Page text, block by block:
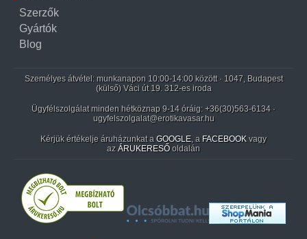
Szerzők
Gyártók
Blog
Személyes átvétel: munkanapon 10:00-14:00 között · 1047, Budapest
(külső) Váci út 19. 312-es iroda
Ügyfélszolgálat minden hétköznap 9-14 óráig: +36(30)563-6134 ·
ugyfelszolgalat@erotikavasar.hu
Kérjük értékelje áruházunkat a GOOGLE, a FACEBOOK vagy
az ÁRUKERESŐ oldalán